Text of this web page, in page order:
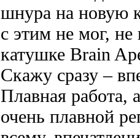
шнура на новую
с этим не мог,
катушке Brain
Скажу сразу –
Плавная работа,
очень плавной